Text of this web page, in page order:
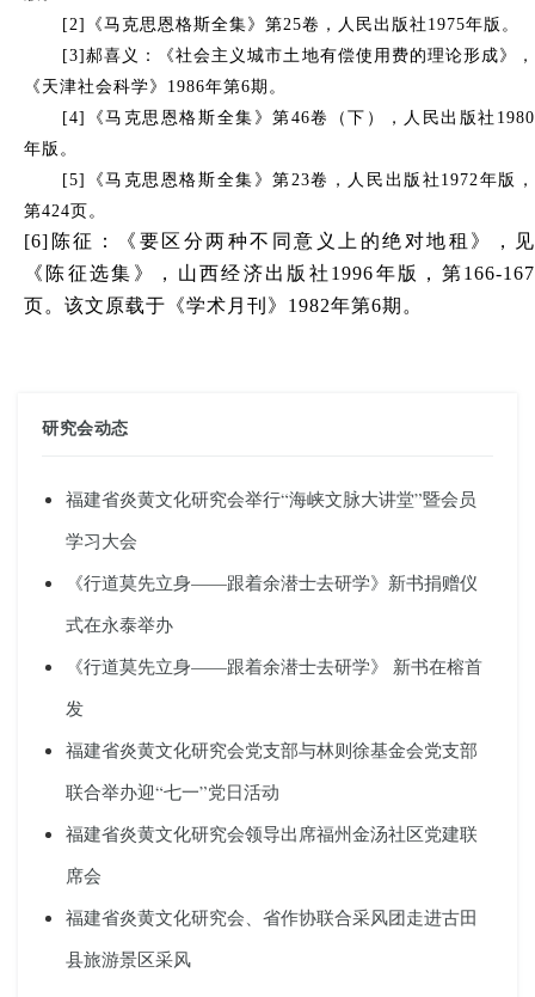
[2]《马克思恩格斯全集》第25卷，人民出版社1975年版。
[3]郝喜义：《社会主义城市土地有偿使用费的理论形成》，
《天津社会科学》1986年第6期。
[4]《马克思恩格斯全集》第46卷（下），人民出版社1980
年版。
[5]《马克思恩格斯全集》第23卷，人民出版社1972年版，
第424页。
[6] 陈征：《要区分两种不同意义上的绝对地租》，见
《陈征选集》，山西经济出版社1996年版，第166-167
页。该文原载于《学术月刊》1982年第6期。
研究会动态
福建省炎黄文化研究会举行“海峡文脉大讲堂”暨会员
学习大会
《行道莫先立身——跟着余潜士去研学》新书捐赠仪
式在永泰举办
《行道莫先立身——跟着余潜士去研学》 新书在榕首
发
福建省炎黄文化研究会党支部与林则徐基金会党支部
联合举办迎“七一”党日活动
福建省炎黄文化研究会领导出席福州金汤社区党建联
席会
福建省炎黄文化研究会、省作协联合采风团走进古田
县旅游景区采风